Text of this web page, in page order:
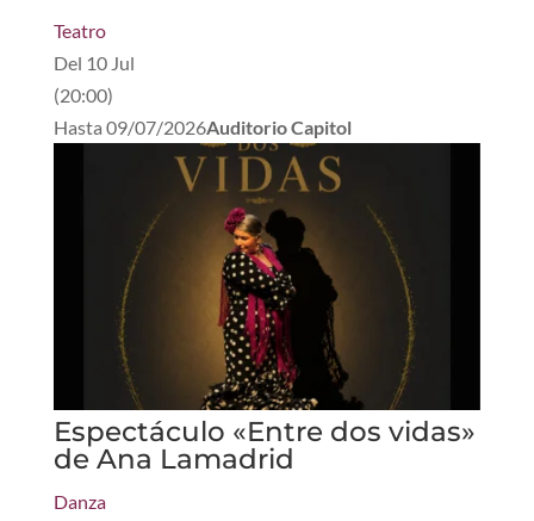
Teatro
Del 10 Jul
(20:00)
Hasta 09/07/2026Auditorio Capitol
Espectáculo «Entre dos vidas»
de Ana Lamadrid
Danza